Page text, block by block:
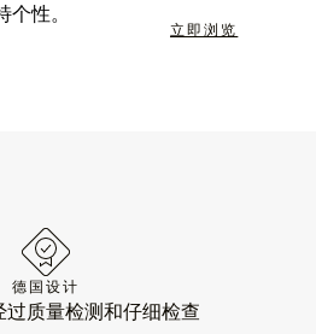
性。
立即浏览
德国设计
过质量检测和仔细检查